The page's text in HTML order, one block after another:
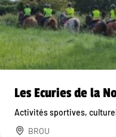
Les Ecuries de la
Activités sportives,
BROU